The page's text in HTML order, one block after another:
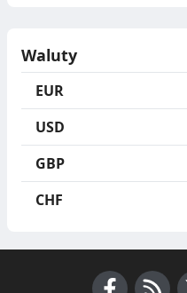
Waluty
EUR
USD
GBP
CHF